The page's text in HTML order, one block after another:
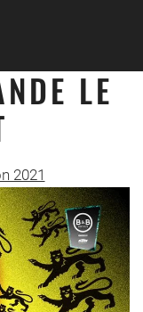
LE
2021